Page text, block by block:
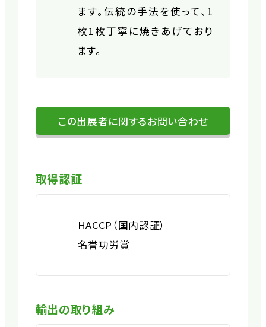
ます。伝統の手法を使って、1
枚1枚丁寧に焼きあげており
ます。
この出展者に関するお問い合わせ
取得認証
HACCP（国内認証）
名誉功労賞
輸出の取り組み